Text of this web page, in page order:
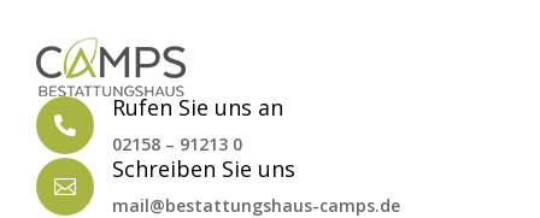

Rufen Sie uns an
02158 – 91213 0

Schreiben Sie uns
mail@bestattungshaus-camps.de